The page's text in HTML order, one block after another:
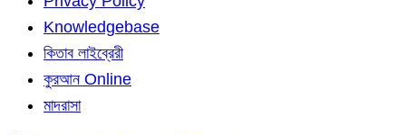
Knowledgebase
কিতাব লাইব্রেরী
কুরআন Online
মাদরাসা